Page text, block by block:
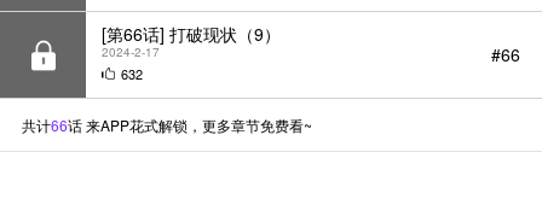
632
共计 话 来APP花式解锁，更多章节免费看~